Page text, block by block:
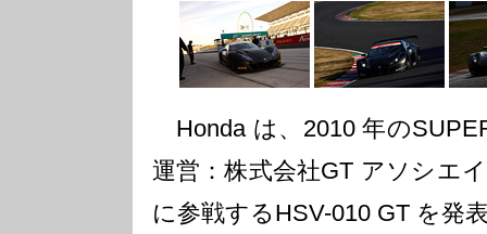
Honda は、2010 年の
運営：株式会社GT アソシエ
に参戦するHSV-010 GT を発